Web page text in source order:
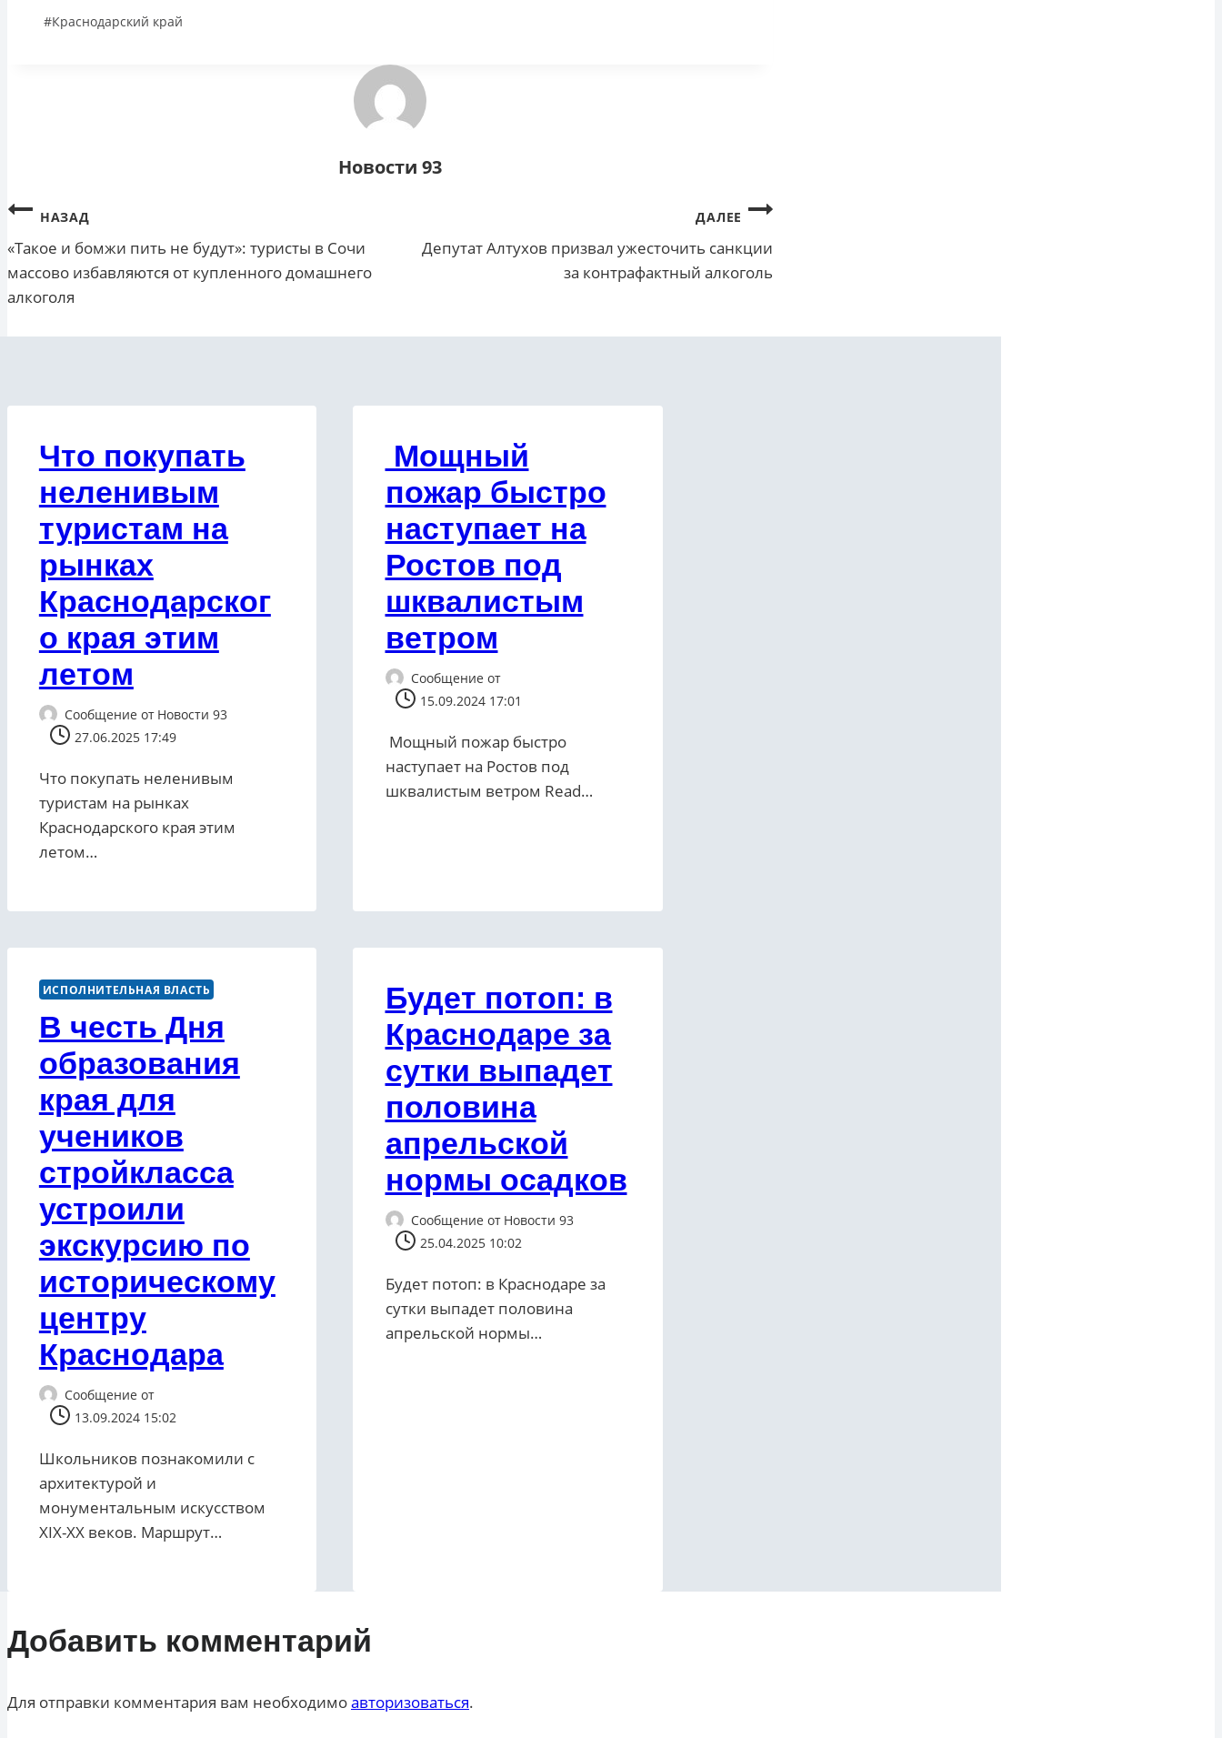
Метки
#Краснодарский край
Новости 93
Навигация
по
записям
НАЗАД
«Такое и бомжи пить не будут»: туристы в Сочи
массово избавляются от купленного домашнего
алкоголя
ДАЛЕЕ
Депутат Алтухов призвал ужесточить санкции
за контрафактный алкоголь
Что покупать
неленивым
туристам на
рынках
Краснодарског
о края этим
летом
Сообщение от Новости 93
27.06.2025 17:49
Что покупать неленивым
туристам на рынках
Краснодарского края этим
летом…
Мощный
пожар быстро
наступает на
Ростов под
шквалистым
ветром
Сообщение от
15.09.2024 17:01
Мощный пожар быстро
наступает на Ростов под
шквалистым ветром ​Read…
ИСПОЛНИТЕЛЬНАЯ ВЛАСТЬ
В честь Дня
образования
края для
учеников
стройкласса
устроили
экскурсию по
историческому
центру
Краснодара
Сообщение от
13.09.2024 15:02
Школьников познакомили с
архитектурой и
монументальным искусством
XIX-XX веков. Маршрут…
Будет потоп: в
Краснодаре за
сутки выпадет
половина
апрельской
нормы осадков
Сообщение от Новости 93
25.04.2025 10:02
Будет потоп: в Краснодаре за
сутки выпадет половина
апрельской нормы…
Добавить комментарий
Для отправки комментария вам необходимоавторизоваться.